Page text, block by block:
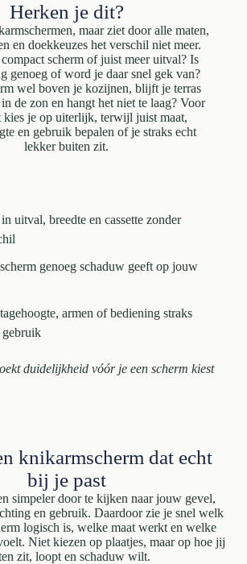
Herken je dit?
maar ziet door alle maten,
en doekkeuzes het verschil niet meer.
scherm of juist meer uitval? Is
genoeg of word je daar snel gek van?
wel boven je kozijnen, blijft je terras
de zon en hangt het niet te laag? Voor
kies je op uiterlijk, terwijl juist maat,
en gebruik bepalen of je straks echt
lekker buiten zit.
uitval, breedte en cassette zonder
genoeg schaduw geeft op jouw
armen of bediening straks
gebruik
duidelijkheid vóór je een scherm kiest
knikarmscherm dat echt
bij je past
simpeler door te kijken naar jouw gevel,
en gebruik. Daardoor zie je snel welk
logisch is, welke maat werkt en welke
Niet kiezen op plaatjes, maar op hoe jij
zit, loopt en schaduw wilt.